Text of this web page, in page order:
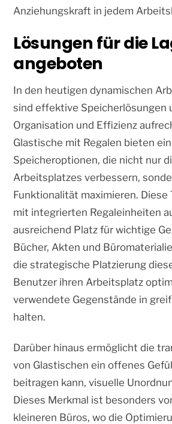
Anziehungskraft in jedem
Lösungen für die
angeboten
In den heutigen dynamischen
sind effektive Speicherlösungen
Organisation und Effizienz
Glastische mit Regalen bieten
Speicheroptionen, die nicht nur
Arbeitsplatzes verbessern,
Funktionalität maximieren. Diese
mit integrierten Regaleinheiten
ausreichend Platz für wichtige
Bücher, Akten und
die strategische Platzierung
Benutzer ihren Arbeitsplatz
verwendete Gegenstände in
halten.
Darüber hinaus ermöglicht die
von Glastischen ein offenes
beitragen kann, visuelle
Dieses Merkmal ist besonders
kleineren Büros, wo die